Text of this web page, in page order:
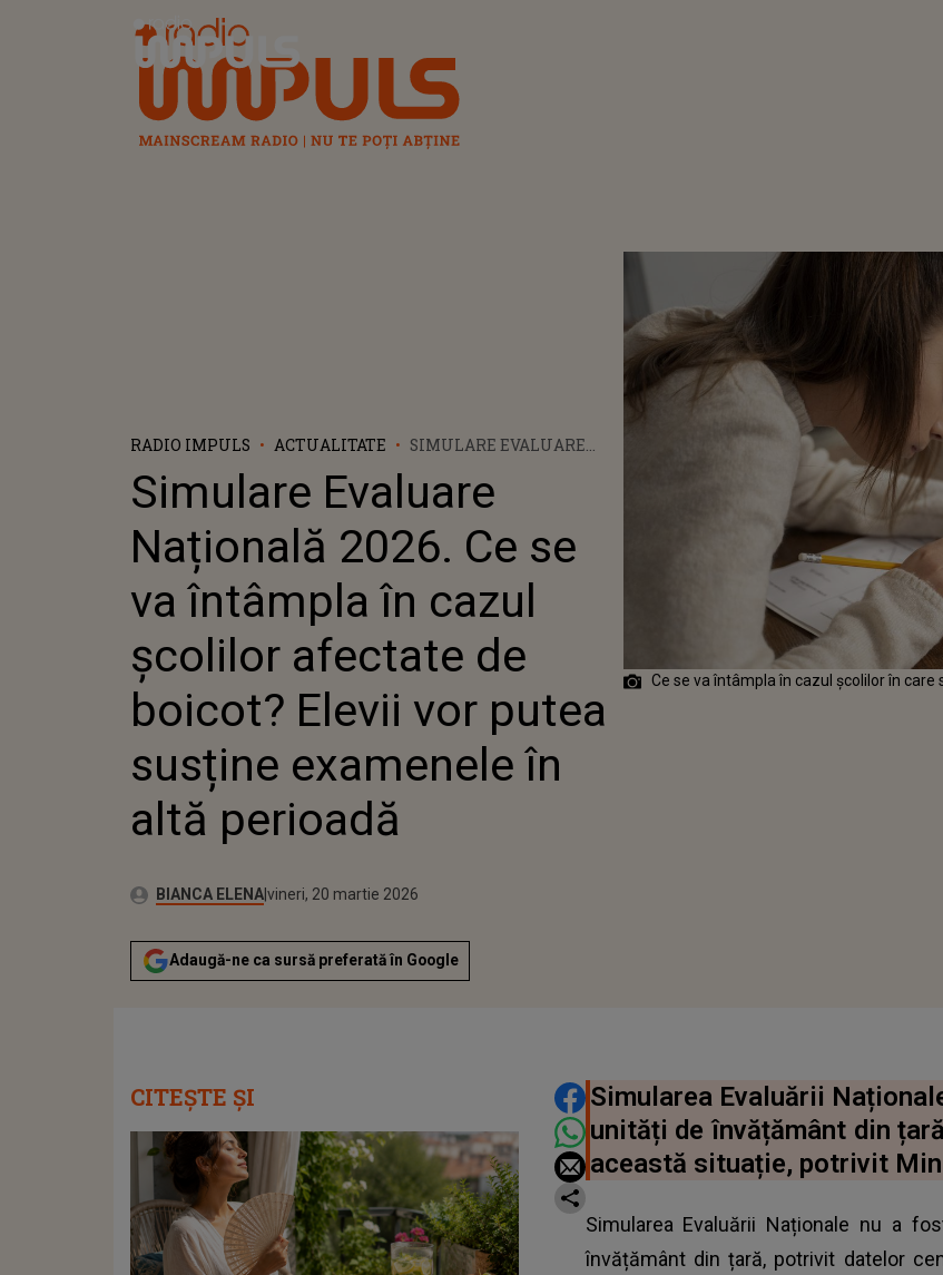
Radio Impuls
RADIO IMPULS ACTUALITATE
SIMULARE EVALUARE
ÎNTÂMPLA ÎN CAZUL
ȘCOLILOR AFECTATE DE
BOICOT? ELEVII VOR
PUTEA SUSȚINE
EXAMENELE ÎN ALTĂ
PERIOADĂ
Simulare Evaluare
Națională 2026. Ce se
va întâmpla în cazul
școlilor afectate de
boicot? Elevii vor putea
susține examenele în
altă perioadă
Autor:BIANCA ELENAPublicat:
vineri, 20 martie 2026
Actualizat:
vineri, 20 martie 2026
Adaugă-ne ca sursă preferată în Google
Ce se va întâmpla în cazul școlilor în
DISTRIBUIE ARTICOLUL
Simularea Evaluării
unități de învățământ din
această situație, potrivit
Simularea Evaluării Naționale nu a
învățământ din țară, potrivit datelor
CITEȘTE ȘI